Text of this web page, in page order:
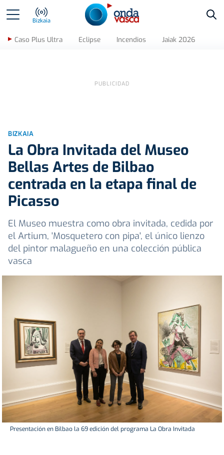
Bizkaia
Caso Plus Ultra Eclipse Incendios Jaiak 2026
BIZKAIA
La Obra Invitada del Museo
Bellas Artes de Bilbao
centrada en la etapa final de
Picasso
El Museo muestra como obra invitada, cedida por
el Artium, 'Mosquetero con pipa', el único lienzo
del pintor malagueño en una colección pública
vasca
Presentación en Bilbao la 69 edición del programa La Obra Invitada